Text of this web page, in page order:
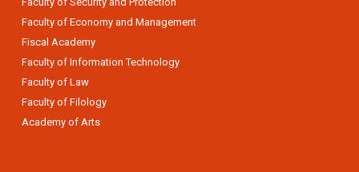
Faculty of Economy and Management
Fiscal Academy
Faculty of Information Technology
Faculty of Law
Faculty of Filology
Academy of Arts